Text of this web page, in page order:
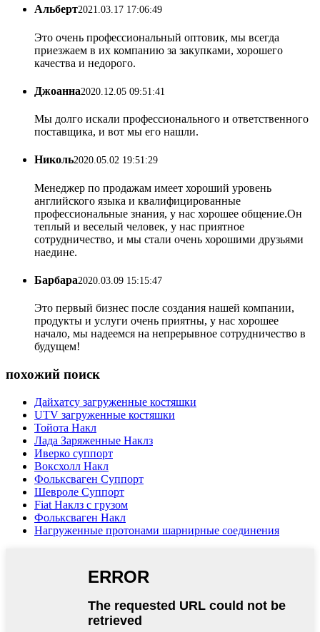
Альберт2021.03.17 17:06:49
Это очень профессиональный оптовик, мы всегда
приезжаем в их компанию за закупками, хорошего
качества и недорого.
Джоанна2020.12.05 09:51:41
Мы долго искали профессионального и ответственного
поставщика, и вот мы его нашли.
Николь2020.05.02 19:51:29
Менеджер по продажам имеет хороший уровень
английского языка и квалифицированные
профессиональные знания, у нас хорошее общение.Он
теплый и веселый человек, у нас приятное
сотрудничество, и мы стали очень хорошими друзьями
наедине.
Барбара2020.03.09 15:15:47
Это первый бизнес после создания нашей компании,
продукты и услуги очень приятны, у нас хорошее
начало, мы надеемся на непрерывное сотрудничество в
будущем!
похожий поиск
Дайхатсу загруженные костяшки
UTV загруженные костяшки
Тойота Накл
Лада Заряженные Наклз
Иверко суппорт
Воксхолл Накл
Фольксваген Суппорт
Шевроле Суппорт
Fiat Наклз с грузом
Фольксваген Накл
Нагруженные протонами шарнирные соединения